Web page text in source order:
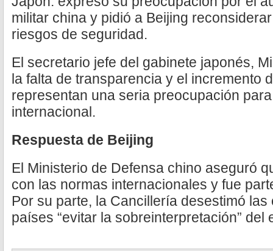
militar china y pidió a Beijing
riesgos de seguridad.
El secretario jefe del gabinete japonés,
la falta de transparencia y el incremento
representan una seria preocupación
internacional.
Respuesta de Beijing
El Ministerio de Defensa chino aseguró
con las normas internacionales y fue
Por su parte, la Cancillería desestimó
países “evitar la sobreinterpretación” del